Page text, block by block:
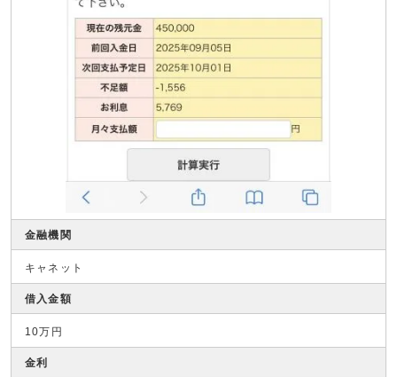
金融機関
キャネット
借入金額
10万円
金利